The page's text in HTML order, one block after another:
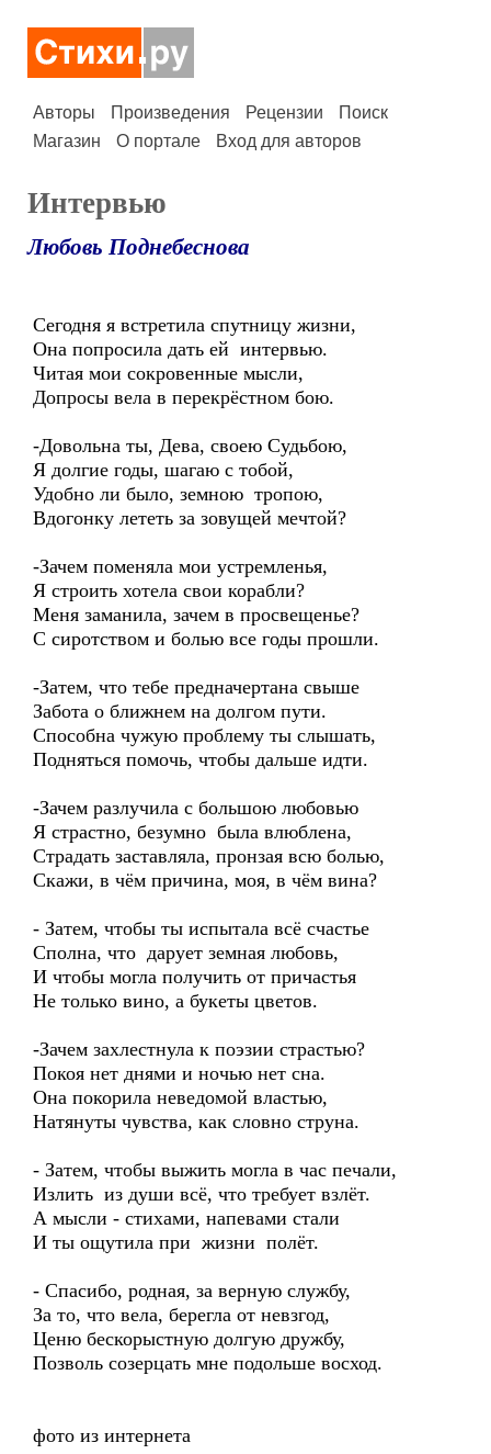
Авторы Произведения Рецензии
Поиск
Магазин
О портале Вход для авторов
Интервью
Любовь Поднебеснова
Сегодня я встретила спутницу жизни,
Она попросила дать ей интервью.
Читая мои сокровенные мысли,
Допросы вела в перекрёстном бою.
-Довольна ты, Дева, своею Судьбою,
Я долгие годы, шагаю с тобой,
Удобно ли было, земною тропою,
Вдогонку лететь за зовущей мечтой?
-Зачем поменяла мои устремленья,
Я строить хотела свои корабли?
Меня заманила, зачем в просвещенье?
С сиротством и болью все годы прошли.
-Затем, что тебе предначертана свыше
Забота о ближнем на долгом пути.
Способна чужую проблему ты слышать,
Подняться помочь, чтобы дальше идти.
-Зачем разлучила с большою любовью
Я страстно, безумно была влюблена,
Страдать заставляла, пронзая всю болью,
Скажи, в чём причина, моя, в чём вина?
- Затем, чтобы ты испытала всё счастье
Сполна, что дарует земная любовь,
И чтобы могла получить от причастья
Не только вино, а букеты цветов.
-Зачем захлестнула к поэзии страстью?
Покоя нет днями и ночью нет сна.
Она покорила неведомой властью,
Натянуты чувства, как словно струна.
- Затем, чтобы выжить могла в час печали,
Излить из души всё, что требует взлёт.
А мысли - стихами, напевами стали
И ты ощутила при жизни полёт.
- Спасибо, родная, за верную службу,
За то, что вела, берегла от невзгод,
Ценю бескорыстную долгую дружбу,
Позволь созерцать мне подольше восход.
фото из интернета